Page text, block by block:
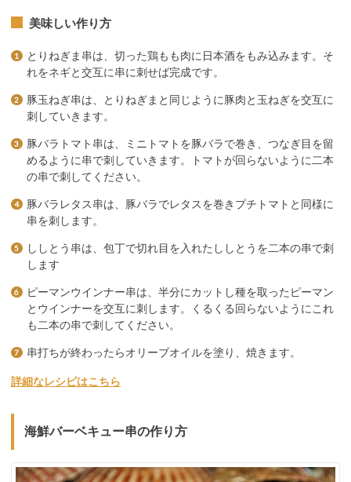
美味しい作り方
とりねぎま串は、切った鶏もも肉に日本酒をもみ込みます。そ
れをネギと交互に串に刺せば完成です。
豚玉ねぎ串は、とりねぎまと同じように豚肉と玉ねぎを交互に
刺していきます。
豚バラトマト串は、ミニトマトを豚バラで巻き、つなぎ目を留
めるように串で刺していきます。トマトが回らないように二本
の串で刺してください。
豚バラレタス串は、豚バラでレタスを巻きプチトマトと同様に
串を刺します。
ししとう串は、包丁で切れ目を入れたししとうを二本の串で刺
します
ピーマンウインナー串は、半分にカットし種を取ったピーマン
とウインナーを交互に刺します。くるくる回らないようにこれ
も二本の串で刺してください。
串打ちが終わったらオリーブオイルを塗り、焼きます。
詳細なレシピはこちら
海鮮バーベキュー串の作り方